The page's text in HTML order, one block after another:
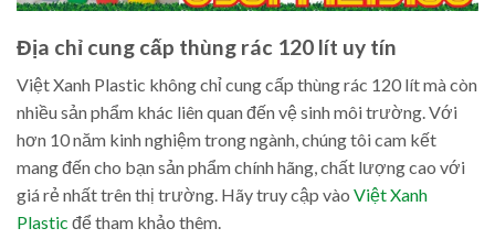
Địa chỉ cung cấp thùng rác 120 lít uy tín
Việt Xanh Plastic không chỉ cung cấp thùng rác 120 lít mà còn
nhiều sản phẩm khác liên quan đến vệ sinh môi trường. Với
hơn 10 năm kinh nghiệm trong ngành, chúng tôi cam kết
mang đến cho bạn sản phẩm chính hãng, chất lượng cao với
giá rẻ nhất trên thị trường. Hãy truy cập vào Việt Xanh
Plastic để tham khảo thêm.